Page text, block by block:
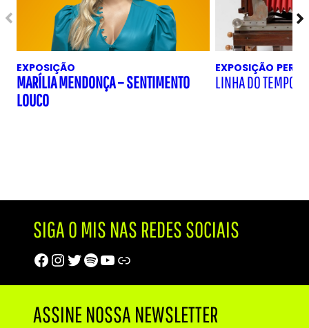
EXPOSIÇÃO
MARÍLIA MENDONÇA – SENTIMENTO
LOUCO
EXPOSIÇÃO
LINHA DO TEMPO
SIGA O MIS NAS REDES SOCIAIS
Facebook
Instagram
Twitter
Spotify
Youtube
Trip Advisor
ASSINE NOSSA NEWSLETTER